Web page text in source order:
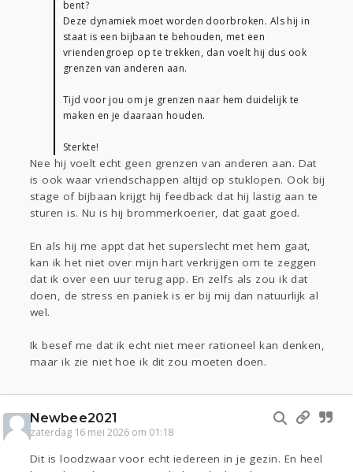
bent?
Deze dynamiek moet worden doorbroken. Als hij in
staat is een bijbaan te behouden, met een
vriendengroep op te trekken, dan voelt hij dus ook
grenzen van anderen aan.
Tijd voor jou om je grenzen naar hem duidelijk te
maken en je daaraan houden.
Sterkte!
Nee hij voelt echt geen grenzen van anderen aan. Dat
is ook waar vriendschappen altijd op stuklopen. Ook bij
stage of bijbaan krijgt hij feedback dat hij lastig aan te
sturen is. Nu is hij brommerkoerier, dat gaat goed.
En als hij me appt dat het superslecht met hem gaat,
kan ik het niet over mijn hart verkrijgen om te zeggen
dat ik over een uur terug app. En zelfs als zou ik dat
doen, de stress en paniek is er bij mij dan natuurlijk al
wel.
Ik besef me dat ik echt niet meer rationeel kan denken,
maar ik zie niet hoe ik dit zou moeten doen.
Newbee2021
zaterdag 16 mei 2026 om 01:18
Dit is loodzwaar voor echt iedereen in je gezin. En heel